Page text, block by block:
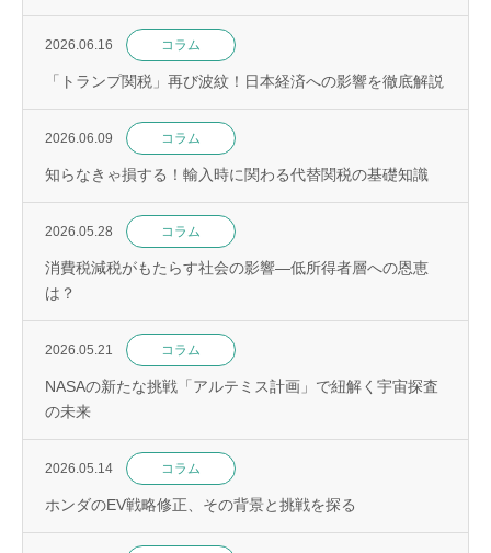
2026.06.16 コラム
「トランプ関税」再び波紋！日本経済への影響を徹底解説
2026.06.09 コラム
知らなきゃ損する！輸入時に関わる代替関税の基礎知識
2026.05.28 コラム
消費税減税がもたらす社会の影響—低所得者層への恩恵
は？
2026.05.21 コラム
NASAの新たな挑戦「アルテミス計画」で紐解く宇宙探査
の未来
2026.05.14 コラム
ホンダのEV戦略修正、その背景と挑戦を探る